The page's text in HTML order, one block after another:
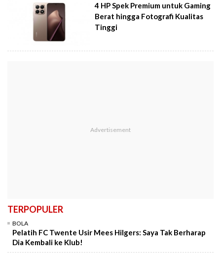
4 HP Spek Premium untuk Gaming
Berat hingga Fotografi Kualitas
Tinggi
TERPOPULER
BOLA
Pelatih FC Twente Usir Mees Hilgers: Saya Tak Berharap
Dia Kembali ke Klub!